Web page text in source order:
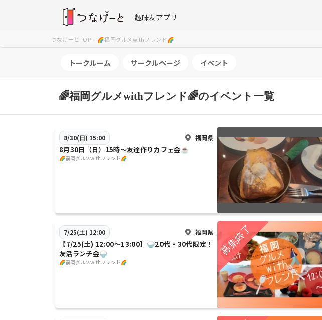
趣味友アプリ
つなげーとTOP 🌈福岡グルメwithフレンド🌈
トークルーム サークルページ イベント
🌈福岡グルメwithフレンド🌈のイベント一覧
8/30(日) 15:00 福岡県
8月30日（日）15時〜友達作りカフェ会☕
🌈福岡グルメwithフレンド🌈
7/25(土) 12:00 福岡県
【7/25(土) 12:00〜13:00】🍚20代・30代限定！
友活ランチ会🍚
🌈福岡グルメwithフレンド🌈